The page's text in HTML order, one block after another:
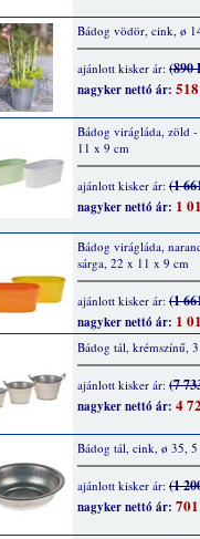
Bádog vödör, cink, ø
ajánlott kisker ár: (890
nagyker nettó ár:
Bádog virágláda, zöld
11 x 9 cm
ajánlott kisker ár: (1
nagyker nettó ár: 1
Bádog virágláda,
sárga, 22 x 11 x 9 cm
ajánlott kisker ár: (1
nagyker nettó ár: 1
Bádog tál, krémszínű,
ajánlott kisker ár: (7
nagyker nettó ár: 4
Bádog tál, cink, ø 35,
ajánlott kisker ár: (1
nagyker nettó ár: